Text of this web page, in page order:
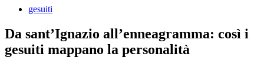
gesuiti
Da sant’Ignazio all’enneagramma: così i
gesuiti mappano la personalità